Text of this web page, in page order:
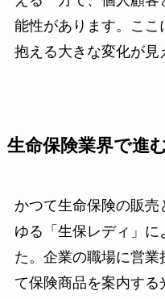
能性があります。こ
抱える大きな変化が見
生命保険業界で進
かつて生命保険の販
ゆる「生保レディ」に
た。企業の職場に営業
て保険商品を案内す